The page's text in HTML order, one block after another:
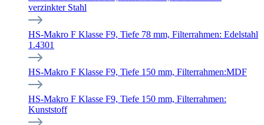
verzinkter Stahl
HS-Makro F Klasse F9, Tiefe 78 mm, Filterrahmen: Edelstahl
1.4301
HS-Makro F Klasse F9, Tiefe 150 mm, Filterrahmen:MDF
HS-Makro F Klasse F9, Tiefe 150 mm, Filterrahmen:
Kunststoff